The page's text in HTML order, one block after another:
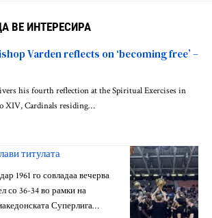
ВЕ ИНТЕРЕСИРА
Varden reflects on ‘becoming free’ –
his fourth reflection at the Spiritual Exercises in
XIV, Cardinals residing…
титулата
1961 го совладаа вечерва
со 36-34 во рамки на
Суперлига…